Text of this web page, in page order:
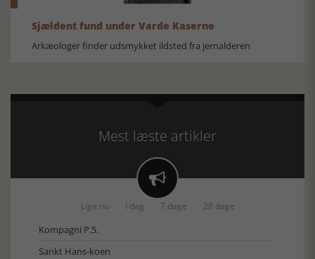
Sjældent fund under Varde Kaserne
Arkæologer finder udsmykket ildsted fra jernalderen
Mest læste artikler

Lige nu I dag 7 dage 28 dage
Kompagni P.5.
Sankt Hans-koen